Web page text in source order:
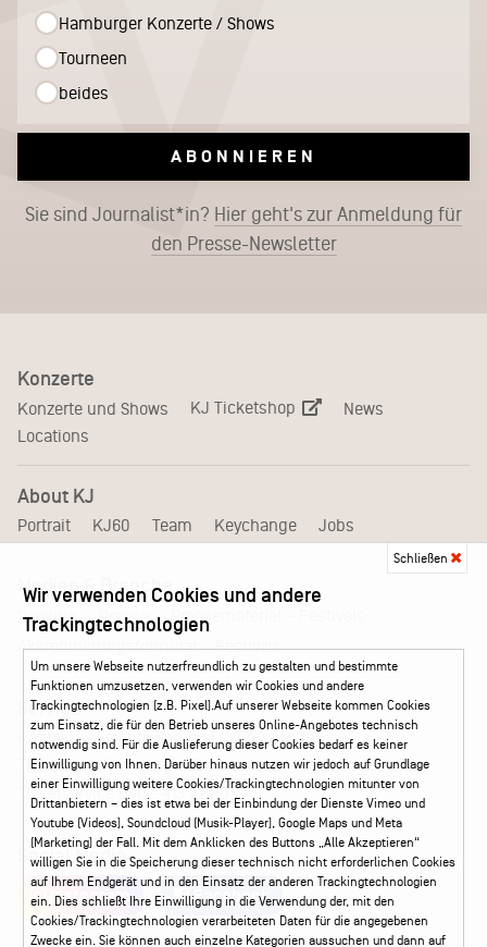
Hamburger Konzerte / Shows
Tourneen
beides
ABONNIEREN
Sie sind Journalist*in? Hier geht's zur Anmeldung für
den Presse-Newsletter
Konzerte
Konzerte und Shows KJ Ticketshop
News
Locations
About KJ
Portrait KJ60 Team Keychange Jobs
Medien & Branche
Booking Presse
Pressematerial – Festivals
Akkreditierungsformular – Festivals
Service
Kontakt Leichte Sprache
FAQ / Hilfe
Ticketshop Hamburg
Gutscheine
Callback-Service
Ticketservice 040 - 413 22 60
Social Media
Instagram Facebook
Schließen
Wir verwenden Cookies und andere
Trackingtechnologien
Um unsere Webseite nutzerfreundlich zu gestalten und bestimmte
Funktionen umzusetzen, verwenden wir Cookies und andere
Trackingtechnologien (z.B. Pixel).Auf unserer Webseite kommen Cookies
zum Einsatz, die für den Betrieb unseres Online-Angebotes technisch
notwendig sind. Für die Auslieferung dieser Cookies bedarf es keiner
Einwilligung von Ihnen. Darüber hinaus nutzen wir jedoch auf Grundlage
einer Einwilligung weitere Cookies/Trackingtechnologien mitunter von
Drittanbietern – dies ist etwa bei der Einbindung der Dienste Vimeo und
Youtube (Videos), Soundcloud (Musik-Player), Google Maps und Meta
(Marketing) der Fall. Mit dem Anklicken des Buttons „Alle Akzeptieren“
willigen Sie in die Speicherung dieser technisch nicht erforderlichen Cookies
auf Ihrem Endgerät und in den Einsatz der anderen Trackingtechnologien
ein. Dies schließt Ihre Einwilligung in die Verwendung der, mit den
Cookies/Trackingtechnologien verarbeiteten Daten für die angegebenen
Zwecke ein. Sie können auch einzelne Kategorien aussuchen und dann auf